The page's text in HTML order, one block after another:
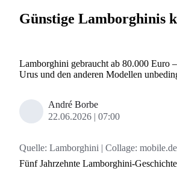
Günstige Lamborghinis
Lamborghini gebraucht ab 80.000 Euro
Urus und den anderen Modellen
André Borbe
22.06.2026
07:00
Quelle: Lamborghini | Collage: mobile.de
Fünf Jahrzehnte Lamborghini-